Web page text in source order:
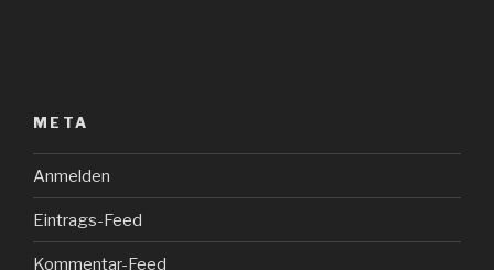
META
Anmelden
Eintrags-Feed
Kommentar-Feed